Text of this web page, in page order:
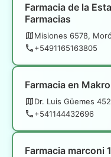
Farmacia de la
Farmacias
Misiones 6578,
+5491165163805
Farmacia en Makro
Dr. Luis Güemes
+541144432696
Farmacia marconi